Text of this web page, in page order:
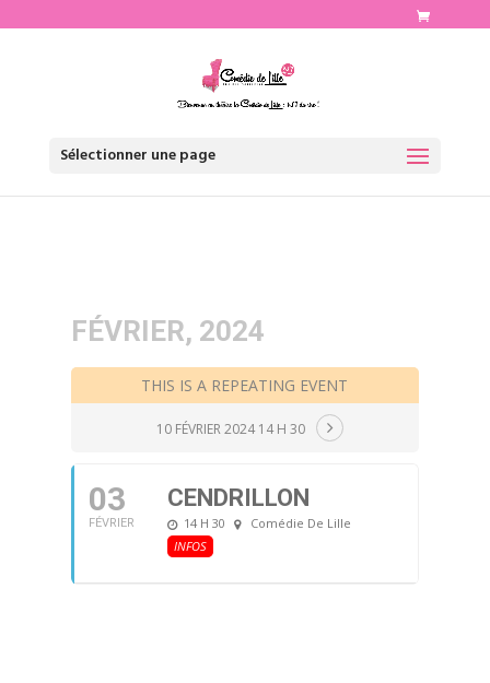
Sélectionner une page
FÉVRIER, 2024
THIS IS A REPEATING EVENT
10 FÉVRIER 2024 14 H 30
03
FÉVRIER
CENDRILLON
14 H 30
Comédie De Lille
INFOS